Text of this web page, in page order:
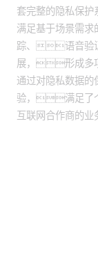
套完整的隐私保
满足基于场景需
踪、语音验
展，形成多
通过对隐私数据
验，满足了
互联网合作商